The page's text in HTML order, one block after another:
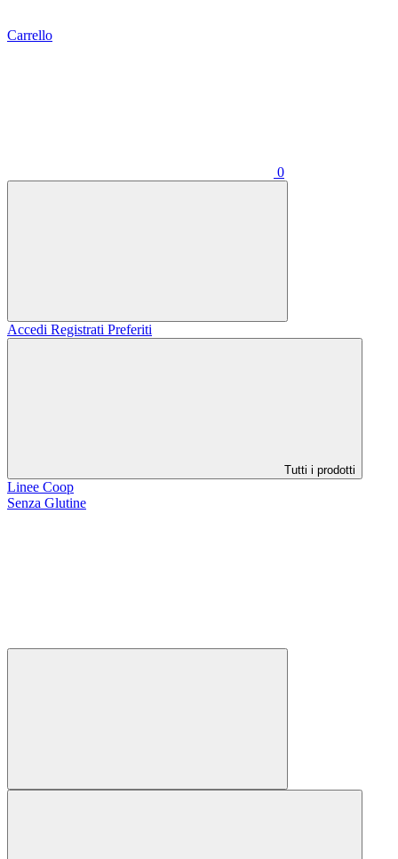
Carrello
0
Accedi Registrati Preferiti
Tutti i prodotti
Linee Coop
Senza Glutine